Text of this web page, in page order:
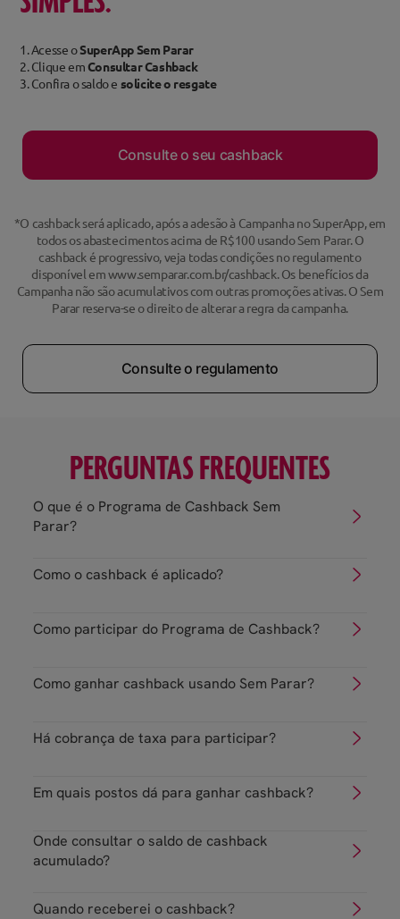
1. Acesse oSuperApp Sem Parar
2. Clique emConsultar Cashback
3. Confira o saldo e solicite o resgate
Consulte o seu cashback
*O cashback será aplicado, após a adesão à Campanha no SuperApp, em
todos os abastecimentos acima de R$100 usando Sem Parar. O
cashback é progressivo, veja todas condições no regulamento
disponível em www.semparar.com.br/cashback. Os benefícios da
Campanha não são acumulativos com outras promoções ativas. O Sem
Parar reserva-se o direito de alterar a regra da campanha.
Consulte o regulamento
PERGUNTAS FREQUENTES
O que é o Programa de Cashback Sem
Parar?
Como o cashback é aplicado?
Como participar do Programa de Cashback?
Como ganhar cashback usando Sem Parar?
Há cobrança de taxa para participar?
Em quais postos dá para ganhar cashback?
Onde consultar o saldo de cashback
acumulado?
Quando receberei o cashback?